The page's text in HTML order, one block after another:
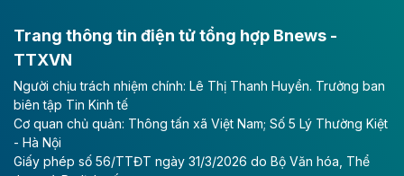
Long Thành
Tổng công ty Cảng hàng không Việt Nam - CTCP
(ACV) vừa lập kỷ lục mới về lợi nhuận trong quý
II/2026.
Theo baodautu.vn
Vinaconex lập đỉnh doanh thu
Trang thông tin điện tử tổng hợp Bnews -
TTXVN
Người chịu trách nhiệm chính: Lê Thị Thanh Huyền. Trưởng ban
biên tập Tin Kinh tế
Cơ quan chủ quản: Thông tấn xã Việt Nam; Số 5 Lý Thường Kiệt
- Hà Nội
Giấy phép số 56/TTĐT ngày 31/3/2026 do Bộ Văn hóa, Thể